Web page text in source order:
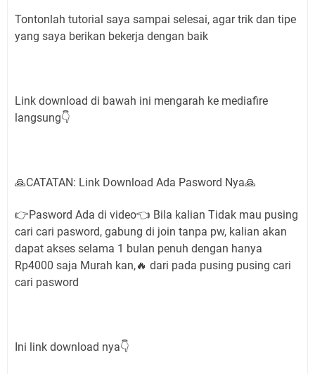
Tontonlah tutorial saya sampai selesai, agar trik dan tipe
yang saya berikan bekerja dengan baik
Link download di bawah ini mengarah ke mediafire
langsung👇
🙏CATATAN: Link Download Ada Pasword Nya🙏
👉Pasword Ada di video👈 Bila kalian Tidak mau pusing
cari cari pasword, gabung di join tanpa pw, kalian akan
dapat akses selama 1 bulan penuh dengan hanya
Rp4000 saja Murah kan,🔥 dari pada pusing pusing cari
cari pasword
Ini link download nya👇